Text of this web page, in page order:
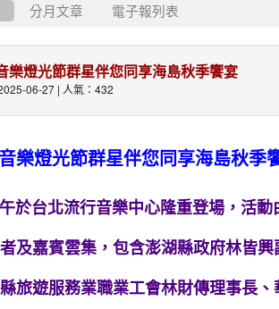
分月文章 電子報列表
樂燈光節群星伴您同享海島秋季饗宴
06-27 | 人氣：432
樂燈光節群星伴您同享海島秋季
於台北流行音樂中心隆重登場，活
及嘉賓雲集，包含澎湖縣政府林皆
旅遊服務業職業工會林財傳理事長